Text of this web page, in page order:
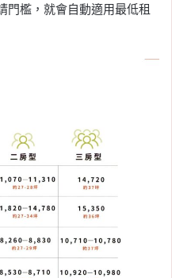
門檻，就會自動適用最低租